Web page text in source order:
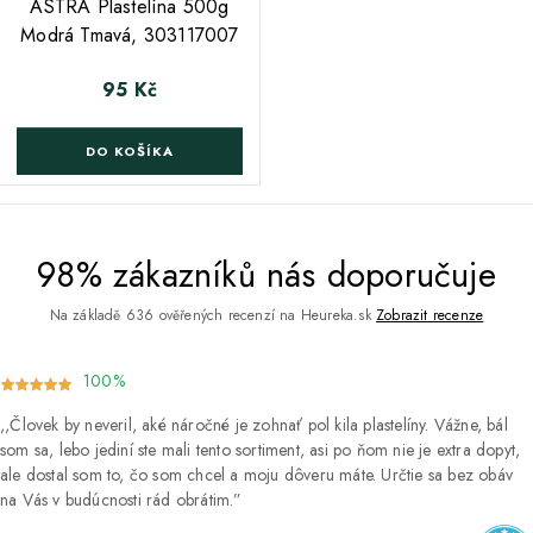
ASTRA Plastelína 500g
Modrá Tmavá, 303117007
Cena
95 Kč
DO KOŠÍKA
98% zákazníků nás doporučuje
Na základě 636 ověřených recenzí na Heureka.sk Zobrazit recenze
100%
Človek by neveril, aké náročné je zohnať pol kila plastelíny. Vážne, bál
som sa, lebo jediní ste mali tento sortiment, asi po ňom nie je extra dopyt,
ale dostal som to, čo som chcel a moju dôveru máte. Určtie sa bez obáv
na Vás v budúcnosti rád obrátim.